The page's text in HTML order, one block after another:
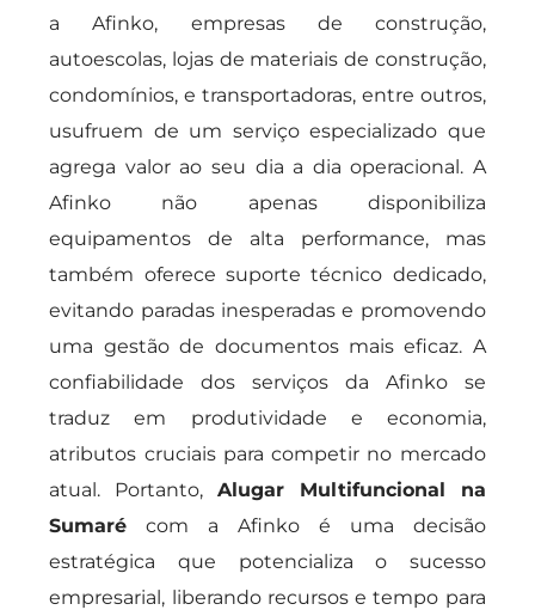
a Afinko, empresas de construção,
autoescolas, lojas de materiais de construção,
condomínios, e transportadoras, entre outros,
usufruem de um serviço especializado que
agrega valor ao seu dia a dia operacional. A
Afinko não apenas disponibiliza
equipamentos de alta performance, mas
também oferece suporte técnico dedicado,
evitando paradas inesperadas e promovendo
uma gestão de documentos mais eficaz. A
confiabilidade dos serviços da Afinko se
traduz em produtividade e economia,
atributos cruciais para competir no mercado
atual. Portanto, Alugar Multifuncional na
Sumaré com a Afinko é uma decisão
estratégica que potencializa o sucesso
empresarial, liberando recursos e tempo para